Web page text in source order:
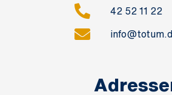
42 52 11 22